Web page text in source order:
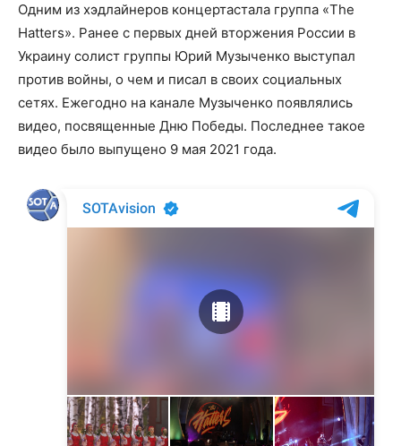
Одним из хэдлайнеров концертастала группа «The
Hatters». Ранее с первых дней вторжения России в
Украину солист группы Юрий Музыченко выступал
против войны, о чем и писал в своих социальных
сетях. Ежегодно на канале Музыченко появлялись
видео, посвященные Дню Победы. Последнее такое
видео было выпущено 9 мая 2021 года.